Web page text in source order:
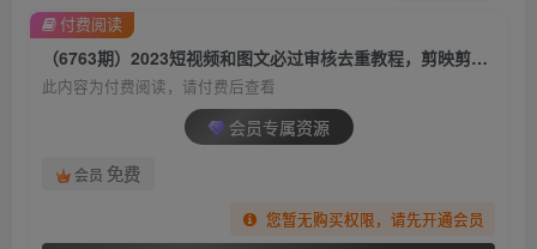
（6763期）2023短视频和图文必过审核去重教程，剪映剪辑去重方法汇总实操，搬运必学
此内容为付费阅读，请付费后查看
会员专属资源
会员 免费
您暂无购买权限，请先开通会员
付费阅读